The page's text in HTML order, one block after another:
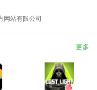
网站有限公司
更多